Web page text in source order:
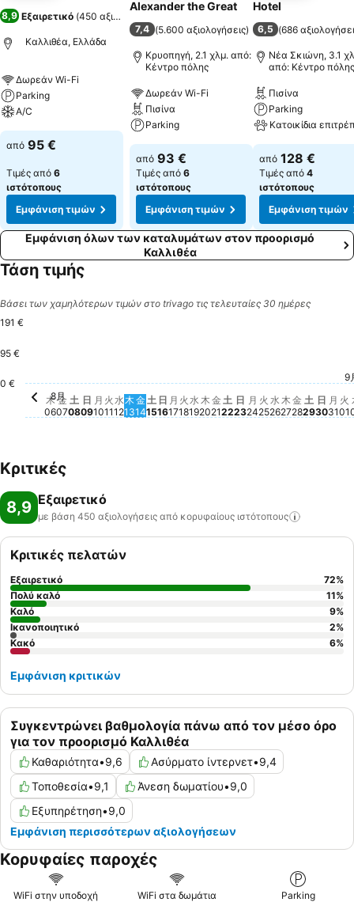
8,9 Εξαιρετικό (450 αξιολογήσεις
Καλλιθέα, Ελλάδα
Δωρεάν Wi-Fi
Parking
A/C
από 95 €
Τιμές από 6
ιστότοπους
Εμφάνιση τιμών
Alexander the Great
7,4 (5.600 αξιολογήσεις)
Κρυοπηγή, 2.1 χλμ. από:
Κέντρο πόλης
Δωρεάν Wi-Fi
Πισίνα
Parking
από 93 €
Τιμές από 6
ιστότοπους
Εμφάνιση τιμών
Hotel
6,5 (686
Νέα Σκιώνη, 3.1
από: Κέντρο πόλης
Πισίνα
Parking
Κατοικίδια
από 128 €
Τιμές από 4
ιστότοπους
Εμφάνιση τιμών
Εμφάνιση όλων των καταλυμάτων στον προορισμό
Καλλιθέα
Τάση τιμής
Βάσει των χαμηλότερων τιμών στο trivago τις τελευταίες 30 ημέρες
191 €
95 €
0 €
木, 8月 06
Δε διατίθεται τιμή για αυτήν την ημερομηνία
8月
木
06
金, 8月 07
Δε διατίθεται τιμή για αυτήν την ημερομηνία
金
07
土, 8月 08
Δε διατίθεται τιμή για αυτήν την ημερομηνία
土
08
日, 8月 09
Δε διατίθεται τιμή για αυτήν την ημερομηνία
日
09
月, 8月 10
Δε διατίθεται τιμή για αυτήν την
月
10
火, 8月 11
Δε διατίθεται τιμή για αυτήν την
火
11
水, 8月 12
Δε διατίθεται τιμή για αυτήν την
水
12
木, 8月 13
Δε διατίθεται τιμή για αυτήν την
木
13
金, 8月 14
Δε διατίθεται τιμή για αυτήν την
金
14
土, 8月 15
Δε διατίθεται τιμή για αυτήν την
土
15
日, 8月 16
Δε διατίθεται τιμή για αυτήν
日
16
月, 8月 17
Δε διατίθεται τιμή για αυτήν
月
17
火, 8月 18
Δε διατίθεται τιμή για
火
18
水, 8月 19
Δε διατίθεται τιμή για
水
19
木, 8月 20
Δε διατίθεται τιμή για
木
20
金, 8月 21
Δε διατίθεται τιμή
金
21
土, 8月 22
Δε διατίθεται τιμή
土
22
日
23
月
24
火
25
水
26
木
27
金, 8月
Δε
金
28
土, 8月
Δε
土
29
日, 8
115 €
日
30
月,
月
31
9
火
01
Κριτικές
8,9 Εξαιρετικό
με βάση 450 αξιολογήσεις από κορυφαίους ιστότοπους
Συγκεντρώνει βαθμολογία πάνω από τον μέσο όρο
για τον προορισμό Καλλιθέα
Καθαριότητα•9,6 Ασύρματο ίντερνετ•9,4
Τοποθεσία•9,1 Άνεση δωματίου•9,0
Εξυπηρέτηση•9,0
Εμφάνιση περισσότερων αξιολογήσεων
Κριτικές πελατών
Εξαιρετικό 72%
Πολύ καλό
11%
Καλό
9%
Ικανοποιητικό
2%
Κακό
6%
Εμφάνιση κριτικών
Κορυφαίες παροχές
WiFi στην υποδοχή WiFi στα δωμάτια Parking